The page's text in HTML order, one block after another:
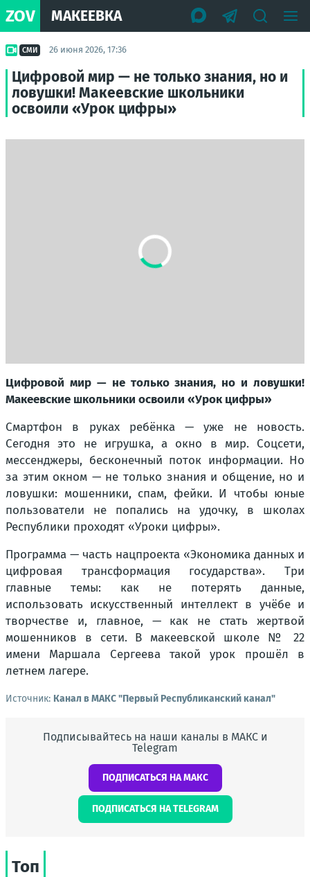
ZOV МАКЕЕВКА
СМИ 26 июня 2026, 17:36
Цифровой мир — не только знания, но и
ловушки! Макеевские школьники
освоили «Урок цифры»
Цифровой мир — не только знания, но и ловушки!
Макеевские школьники освоили «Урок цифры»
Смартфон в руках ребёнка — уже не новость.
Сегодня это не игрушка, а окно в мир. Соцсети,
мессенджеры, бесконечный поток информации. Но
за этим окном — не только знания и общение, но и
ловушки: мошенники, спам, фейки. И чтобы юные
пользователи не попались на удочку, в школах
Республики проходят «Уроки цифры».
Программа — часть нацпроекта «Экономика данных и
цифровая трансформация государства». Три
главные темы: как не потерять данные,
использовать искусственный интеллект в учёбе и
творчестве и, главное, — как не стать жертвой
мошенников в сети. В макеевской школе № 22
имени Маршала Сергеева такой урок прошёл в
летнем лагере.
Источник: Канал в МАКС "Первый Республиканский канал"
Подписывайтесь на наши каналы в МАКС и
Telegram
ПОДПИСАТЬСЯ НА МАКС
ПОДПИСАТЬСЯ НА TELEGRAM
Топ